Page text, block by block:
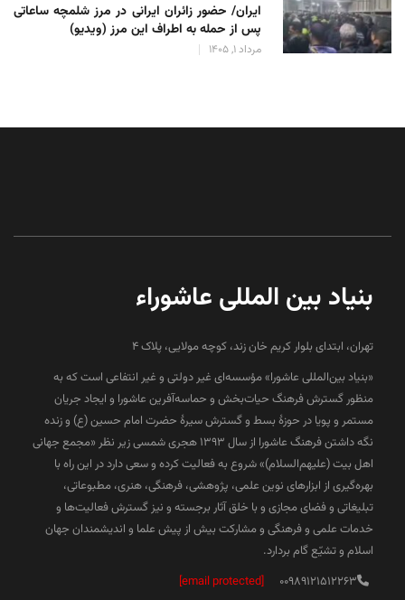
ایران/ حضور زائران ایرانی در مرز شلمچه ساعاتی
پس از حمله به اطراف این مرز (ویدیو)
مرداد 1, 1405
بنیاد بین المللی عاشوراء
تهران، ابتدای بلوار کریم خان زند، کوچه مولایی، پلاک 4
«بنیاد بین‌المللی عاشورا» مؤسسه‌ای غیر دولتی و غیر انتفاعی است که به
منظور گسترش فرهنگ حیات‌بخش و حماسه‌آفرین عاشورا و ایجاد جریان
مستمر و پویا در حوزۀ بسط و گسترش سیرۀ حضرت امام حسین (ع) و زنده
نگه داشتن فرهنگ عاشورا از سال ۱۳۹۳ هجری شمسی زیر نظر «مجمع جهانی
اهل بیت (علیهم‌السلام)» شروع به فعالیت کرده و سعی دارد در این راه با
بهره‌گیری از ابزارهای نوین علمی، پژوهشی، فرهنگی، هنری، مطبوعاتی،
تبلیغاتی و فضای مجازی و با خلق آثار برجسته و نیز گسترش فعالیت‌ها و
خدمات علمی و فرهنگی و مشارکت بیش از پیش علما و اندیشمندان جهان
اسلام و تشیّع گام بردارد.
00989121512263
[email protected]